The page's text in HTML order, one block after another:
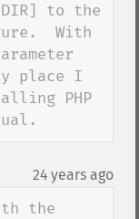
to the
With
place I
PHP
24 years ago
the